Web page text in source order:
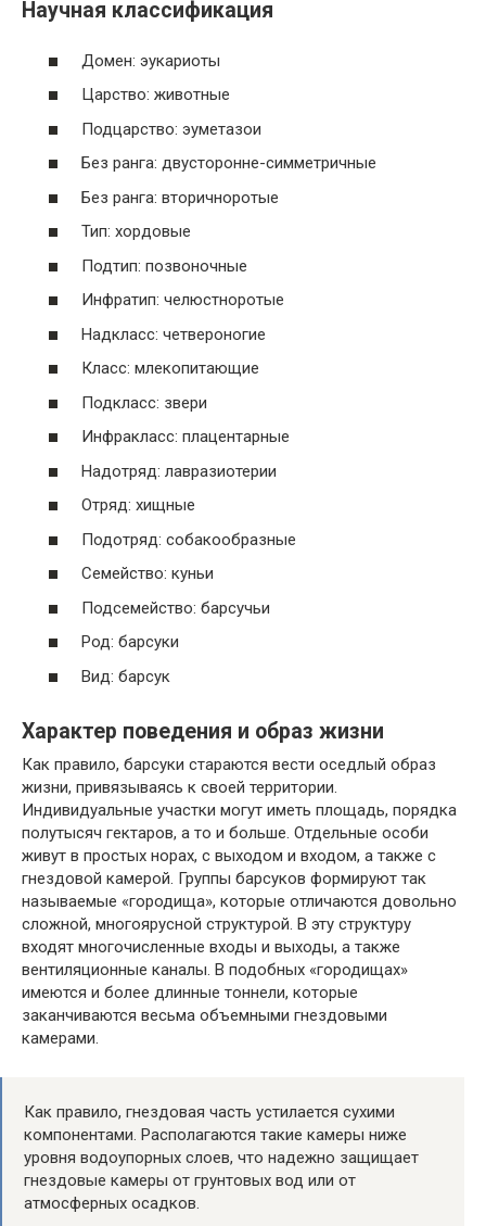
Научная классификация
Домен: эукариоты
Царство: животные
Подцарство: эуметазои
Без ранга: двусторонне-симметричные
Без ранга: вторичноротые
Тип: хордовые
Подтип: позвоночные
Инфратип: челюстноротые
Надкласс: четвероногие
Класс: млекопитающие
Подкласс: звери
Инфракласс: плацентарные
Надотряд: лавразиотерии
Отряд: хищные
Подотряд: собакообразные
Семейство: куньи
Подсемейство: барсучьи
Род: барсуки
Вид: барсук
Характер поведения и образ жизни
Как правило, барсуки стараются вести оседлый образ
жизни, привязываясь к своей территории.
Индивидуальные участки могут иметь площадь, порядка
полутысяч гектаров, а то и больше. Отдельные особи
живут в простых норах, с выходом и входом, а также с
гнездовой камерой. Группы барсуков формируют так
называемые «городища», которые отличаются довольно
сложной, многоярусной структурой. В эту структуру
входят многочисленные входы и выходы, а также
вентиляционные каналы. В подобных «городищах»
имеются и более длинные тоннели, которые
заканчиваются весьма объемными гнездовыми
камерами.
Как правило, гнездовая часть устилается сухими
компонентами. Располагаются такие камеры ниже
уровня водоупорных слоев, что надежно защищает
гнездовые камеры от грунтовых вод или от
атмосферных осадков.